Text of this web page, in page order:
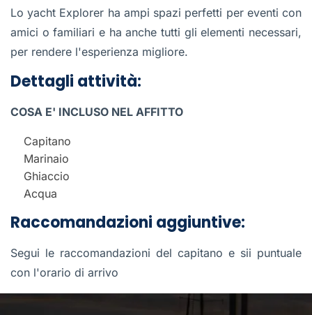
Lo yacht Explorer ha ampi spazi perfetti per eventi con
amici o familiari e ha anche tutti gli elementi necessari,
per rendere l'esperienza migliore.
Dettagli attività:
COSA E' INCLUSO NEL AFFITTO
Capitano
Marinaio
Ghiaccio
Acqua
Raccomandazioni aggiuntive:
Segui le raccomandazioni del capitano e sii puntuale
con l'orario di arrivo